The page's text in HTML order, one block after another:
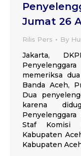
Jumat 26
Rilis Pers By
Jakarta,
memeriksa
Banda Aceh,
Dua
karena
Staf Komisi
Kabupaten
Kabupaten